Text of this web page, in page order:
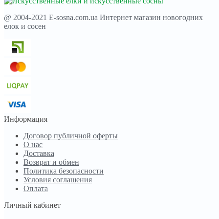
@ 2004-2021 E-sosna.com.ua Интернет магазин новогодних
елок и сосен
Информация
Договор публичной оферты
О нас
Доставка
Возврат и обмен
Политика безопасности
Условия соглашения
Оплата
Личный кабинет